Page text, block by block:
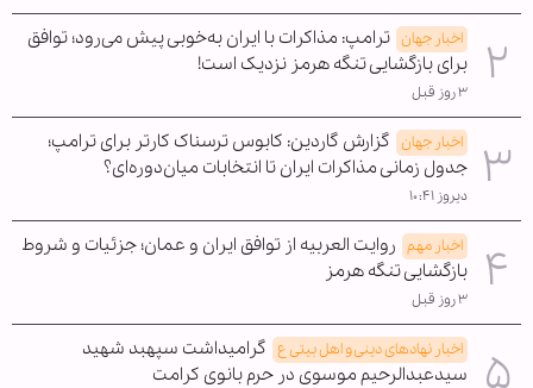
اخبار جهان ترامپ: مذاکرات با ایران به‌خوبی پیش می‌رود؛ توافق
برای بازگشایی تنگه هرمز نزدیک است!
۳ روز قبل
اخبار جهان گزارش گاردین: کابوس ترسناک کارتر برای ترامپ؛
جدول زمانی مذاکرات ایران تا انتخابات میان‌دوره‌ای؟
دیروز ۱۰:۴۱
اخبار مهم روایت العربیه از توافق ایران و عمان؛ جزئیات و شروط
بازگشایی تنگه هرمز
۳ روز قبل
اخبار نهادهای دینی و اهل بیتی ع گرامیداشت سپهبد شهید
سیدعبدالرحیم موسوی در حرم بانوی کرامت